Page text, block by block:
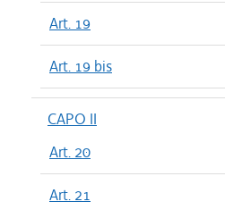
Art. 19
Art. 19 bis
CAPO II
Art. 20
Art. 21